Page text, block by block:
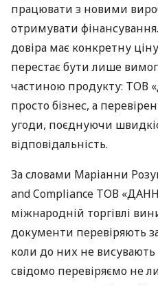
працювати з новими
отримувати
довіра має конкретну
перестає бути лише
частиною продукту: ТОВ
просто бізнес, а
угоди, поєднуючи
відповідальність.
За словами Маріанни
and Compliance ТОВ
міжнародній торгівлі
документи перевіряють
коли до них не
свідомо перевіряємо не